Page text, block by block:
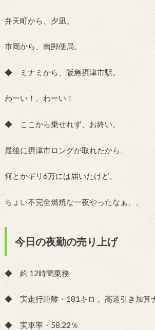
弁天町から、夕凪。
市岡から、南郵便局。
◆ ミナミから、阪急摂津市駅。
わーい！、わーい！
◆ ここから乗せれず、お終い。
最後に摂津市ロングが取れたから、
何とかギリ6万には届いたけど、
ちょい不完全燃焼な一夜やったなぁ、、
今日の夜勤の売り上げ
◆ 約 12時間乗務
◆ 実走行距離・181キロ 。高速引き加算
◆ 実車率・58.22％